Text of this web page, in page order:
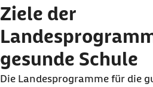
Ziele der
gesunde Schule
Die Landesprogramme für die